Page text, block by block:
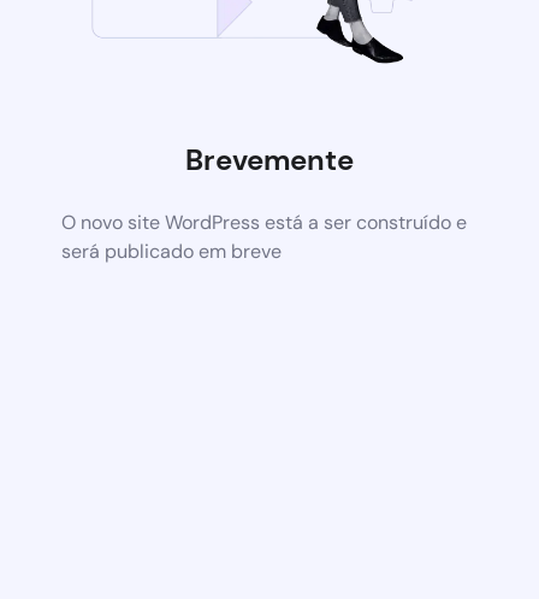
Brevemente
O novo site WordPress está a ser construído e
será publicado em breve